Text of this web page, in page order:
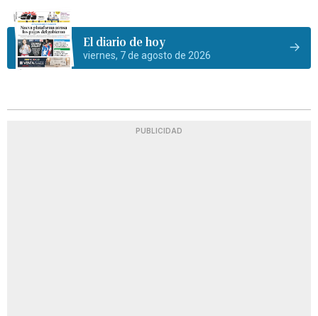
El diario de hoy
viernes, 7 de agosto de 2026
PUBLICIDAD